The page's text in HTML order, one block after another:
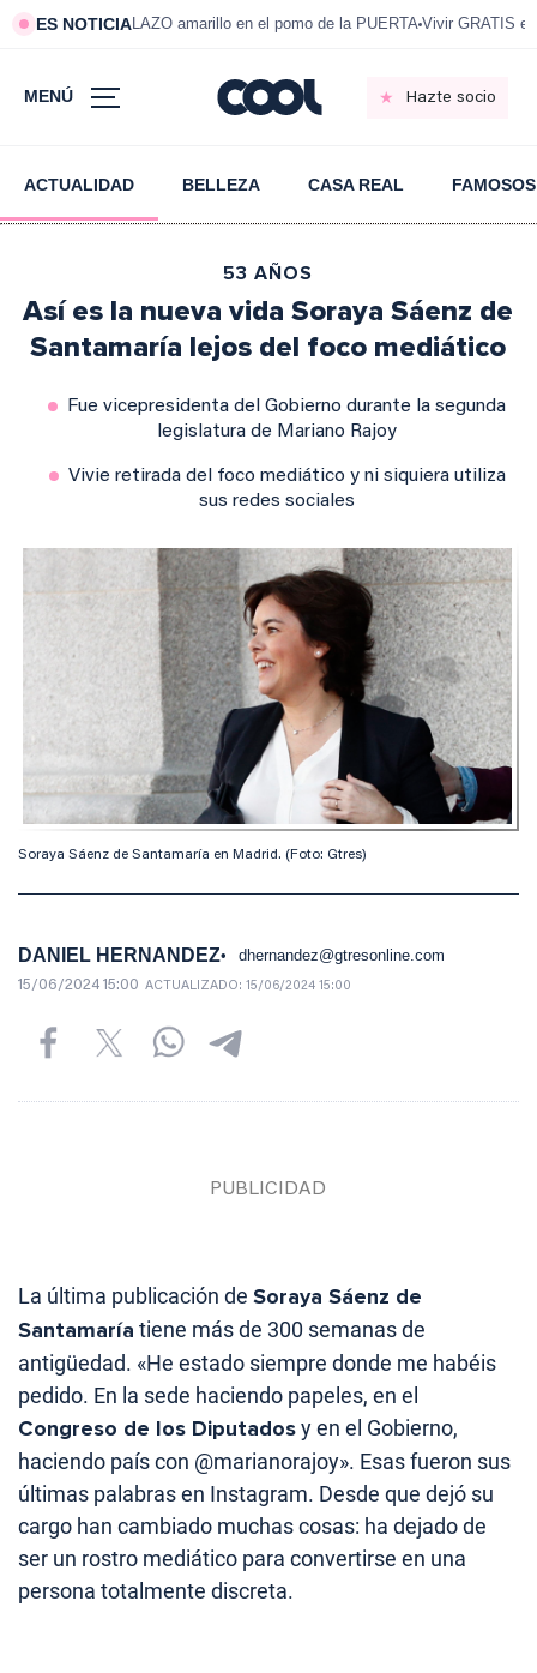
ES NOTICIALAZO amarillo en el pomo de la PUERTA Vivir GRATIS
MENÚ Hazte socio
ACTUALIDAD BELLEZA CASA REAL FAMOSOS
53 AÑOS
Así es la nueva vida Soraya Sáenz de
Santamaría lejos del foco mediático
Fue vicepresidenta del Gobierno durante la segunda
legislatura de Mariano Rajoy
Vivie retirada del foco mediático y ni siquiera utiliza
sus redes sociales
Soraya Sáenz de Santamaría en Madrid. (Foto: Gtres)
DANIEL HERNANDEZ dhernandez@gtresonline.com
15/06/2024 15:00 ACTUALIZADO: 15/06/2024 15:00
La última publicación de Soraya Sáenz de
Santamaría tiene más de 300 semanas de
antigüedad. «He estado siempre donde me habéis
pedido. En la sede haciendo papeles, en el
Congreso de los Diputadosy en el Gobierno,
haciendo país con @marianorajoy». Esas fueron sus
últimas palabras en Instagram. Desde que dejó su
cargo han cambiado muchas cosas: ha dejado de
ser un rostro mediático para convertirse en una
persona totalmente discreta.